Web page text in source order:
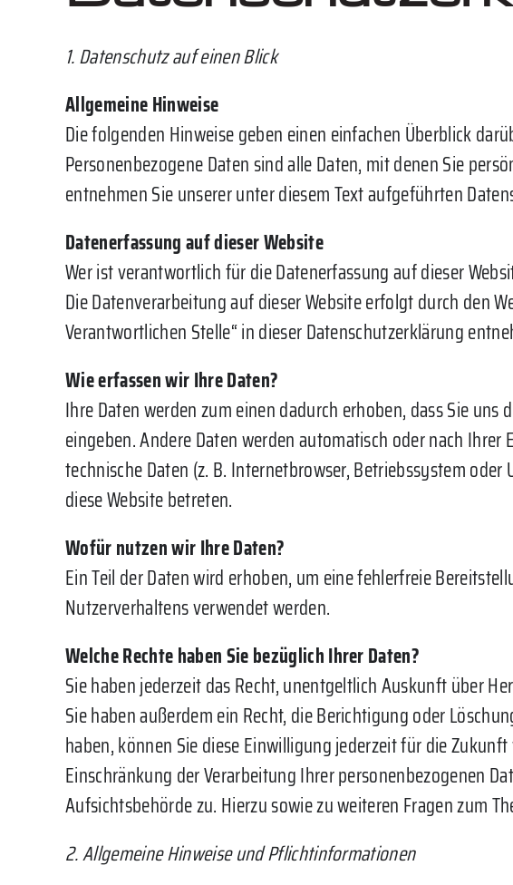
1. Datenschutz auf einen Blick
Allgemeine Hinweise
Die folgenden Hinweise geben einen einfachen Überblick
Personenbezogene Daten sind alle Daten, mit denen Sie
entnehmen Sie unserer unter diesem Text aufgeführten
Datenerfassung auf dieser Website
Wer ist verantwortlich für die Datenerfassung auf dieser
Die Datenverarbeitung auf dieser Website erfolgt durch den
Verantwortlichen Stelle“ in dieser Datenschutzerklärung
Wie erfassen wir Ihre Daten?
Ihre Daten werden zum einen dadurch erhoben, dass Sie
eingeben. Andere Daten werden automatisch oder nach
technische Daten (z. B. Internetbrowser, Betriebssystem
diese Website betreten.
Wofür nutzen wir Ihre Daten?
Ein Teil der Daten wird erhoben, um eine fehlerfreie
Nutzerverhaltens verwendet werden.
Welche Rechte haben Sie bezüglich Ihrer Daten?
Sie haben jederzeit das Recht, unentgeltlich Auskunft über
Sie haben außerdem ein Recht, die Berichtigung oder
haben, können Sie diese Einwilligung jederzeit für die
Einschränkung der Verarbeitung Ihrer personenbezogenen
Aufsichtsbehörde zu. Hierzu sowie zu weiteren Fragen zum
2. Allgemeine Hinweise und Pflichtinformationen